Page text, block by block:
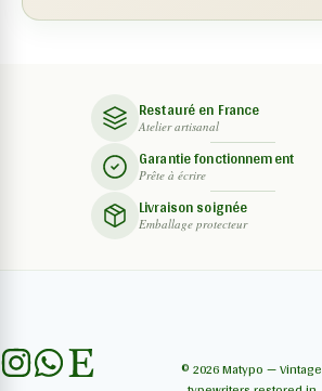
Restauré en France
Atelier artisanal
Garantie fonctionnement
Prête à écrire
Livraison soignée
Emballage protecteur
© 2026 Matypo — Vintage